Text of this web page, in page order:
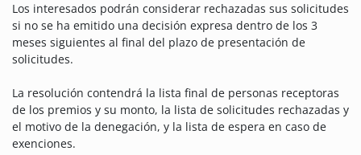
Los interesados ​​podrán considerar rechazadas sus solicitudes
si no se ha emitido una decisión expresa dentro de los 3
meses siguientes al final del plazo de presentación de
solicitudes.
La resolución contendrá la lista final de personas receptoras
de los premios y su monto, la lista de solicitudes rechazadas y
el motivo de la denegación, y la lista de espera en caso de
exenciones.